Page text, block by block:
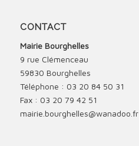
CONTACT
Mairie Bourghelles
9 rue Clémenceau
59830 Bourghelles
Téléphone : 03 20 84 50 31
Fax : 03 20 79 42 51
mairie.bourghelles@wanadoo.fr